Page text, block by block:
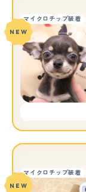
マイクロチップ装着
NEW
マイクロチップ装着
NEW